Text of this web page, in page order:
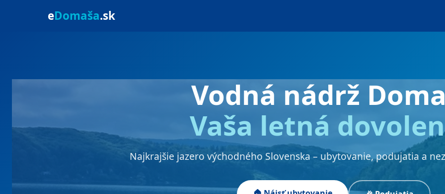
eDomaša.sk
Vodná nádrž
Vaša letná
Najkrajšie jazero východného Slovenska – ubytovanie, podujatia a